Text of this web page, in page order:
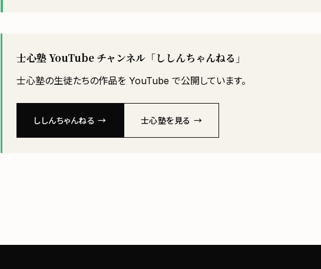
士心塾 YouTube チャンネル「ししんちゃんねる」
士心塾の生徒たちの作品を YouTube で公開しています。
ししんちゃんねる → 士心塾を見る →